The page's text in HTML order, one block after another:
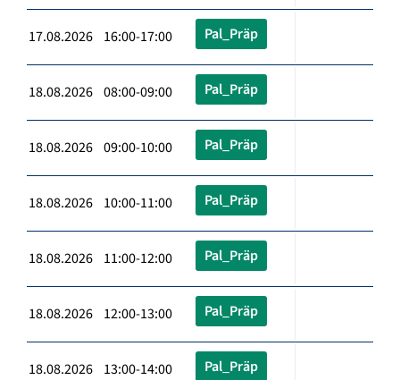
17.08.2026 16:00-17:00 Pal_Präp
18.08.2026 08:00-09:00 Pal_Präp
18.08.2026 09:00-10:00 Pal_Präp
18.08.2026 10:00-11:00 Pal_Präp
18.08.2026 11:00-12:00 Pal_Präp
18.08.2026 12:00-13:00 Pal_Präp
18.08.2026 13:00-14:00 Pal_Präp